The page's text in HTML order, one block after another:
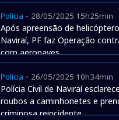
Polícia - 28/05/2025 15h25min
Após apreensão de
Naviraí, PF faz Operação
com aeronaves
Polícia - 26/05/2025 10h34min
Polícia Civil de Naviraí
roubos a caminhonetes e
criminosa reincidente